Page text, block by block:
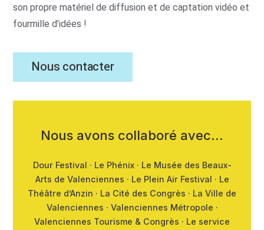
son propre matériel de diffusion et de captation vidéo et
fourmille d’idées !
Nous contacter
Nous avons collaboré avec…
Dour Festival · Le Phénix · Le Musée des Beaux-
Arts de Valenciennes · Le Plein Air Festival · Le
Théâtre d’Anzin · La Cité des Congrès · La Ville de
Valenciennes · Valenciennes Métropole ·
Valenciennes Tourisme & Congrès · Le service